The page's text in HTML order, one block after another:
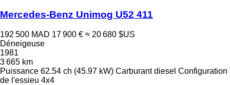
Mercedes-Benz Unimog U52 411
192 500 MAD 17 900 € ≈ 20 680 $US
Déneigeuse
1981
3 665 km
Puissance 62.54 ch (45.97 kW) Carburant diesel Configuration
de l'essieu 4x4